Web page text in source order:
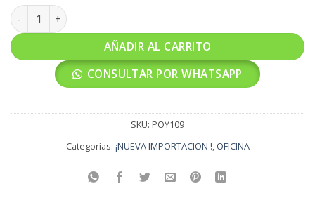
PORTA YUREX DELUXE T20051 ML-056 cantidad
AÑADIR AL CARRITO
CONSULTAR POR WHATSAPP
SKU: POY109
Categorías: ¡NUEVA IMPORTACION !, OFICINA